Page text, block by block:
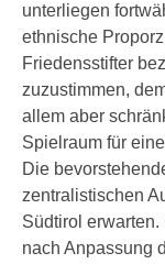
unterliegen
ethnische
Friedensstifter
zuzustimmen,
allem aber
Spielraum für
Die
zentralistischen
Südtirol
nach Anpassung